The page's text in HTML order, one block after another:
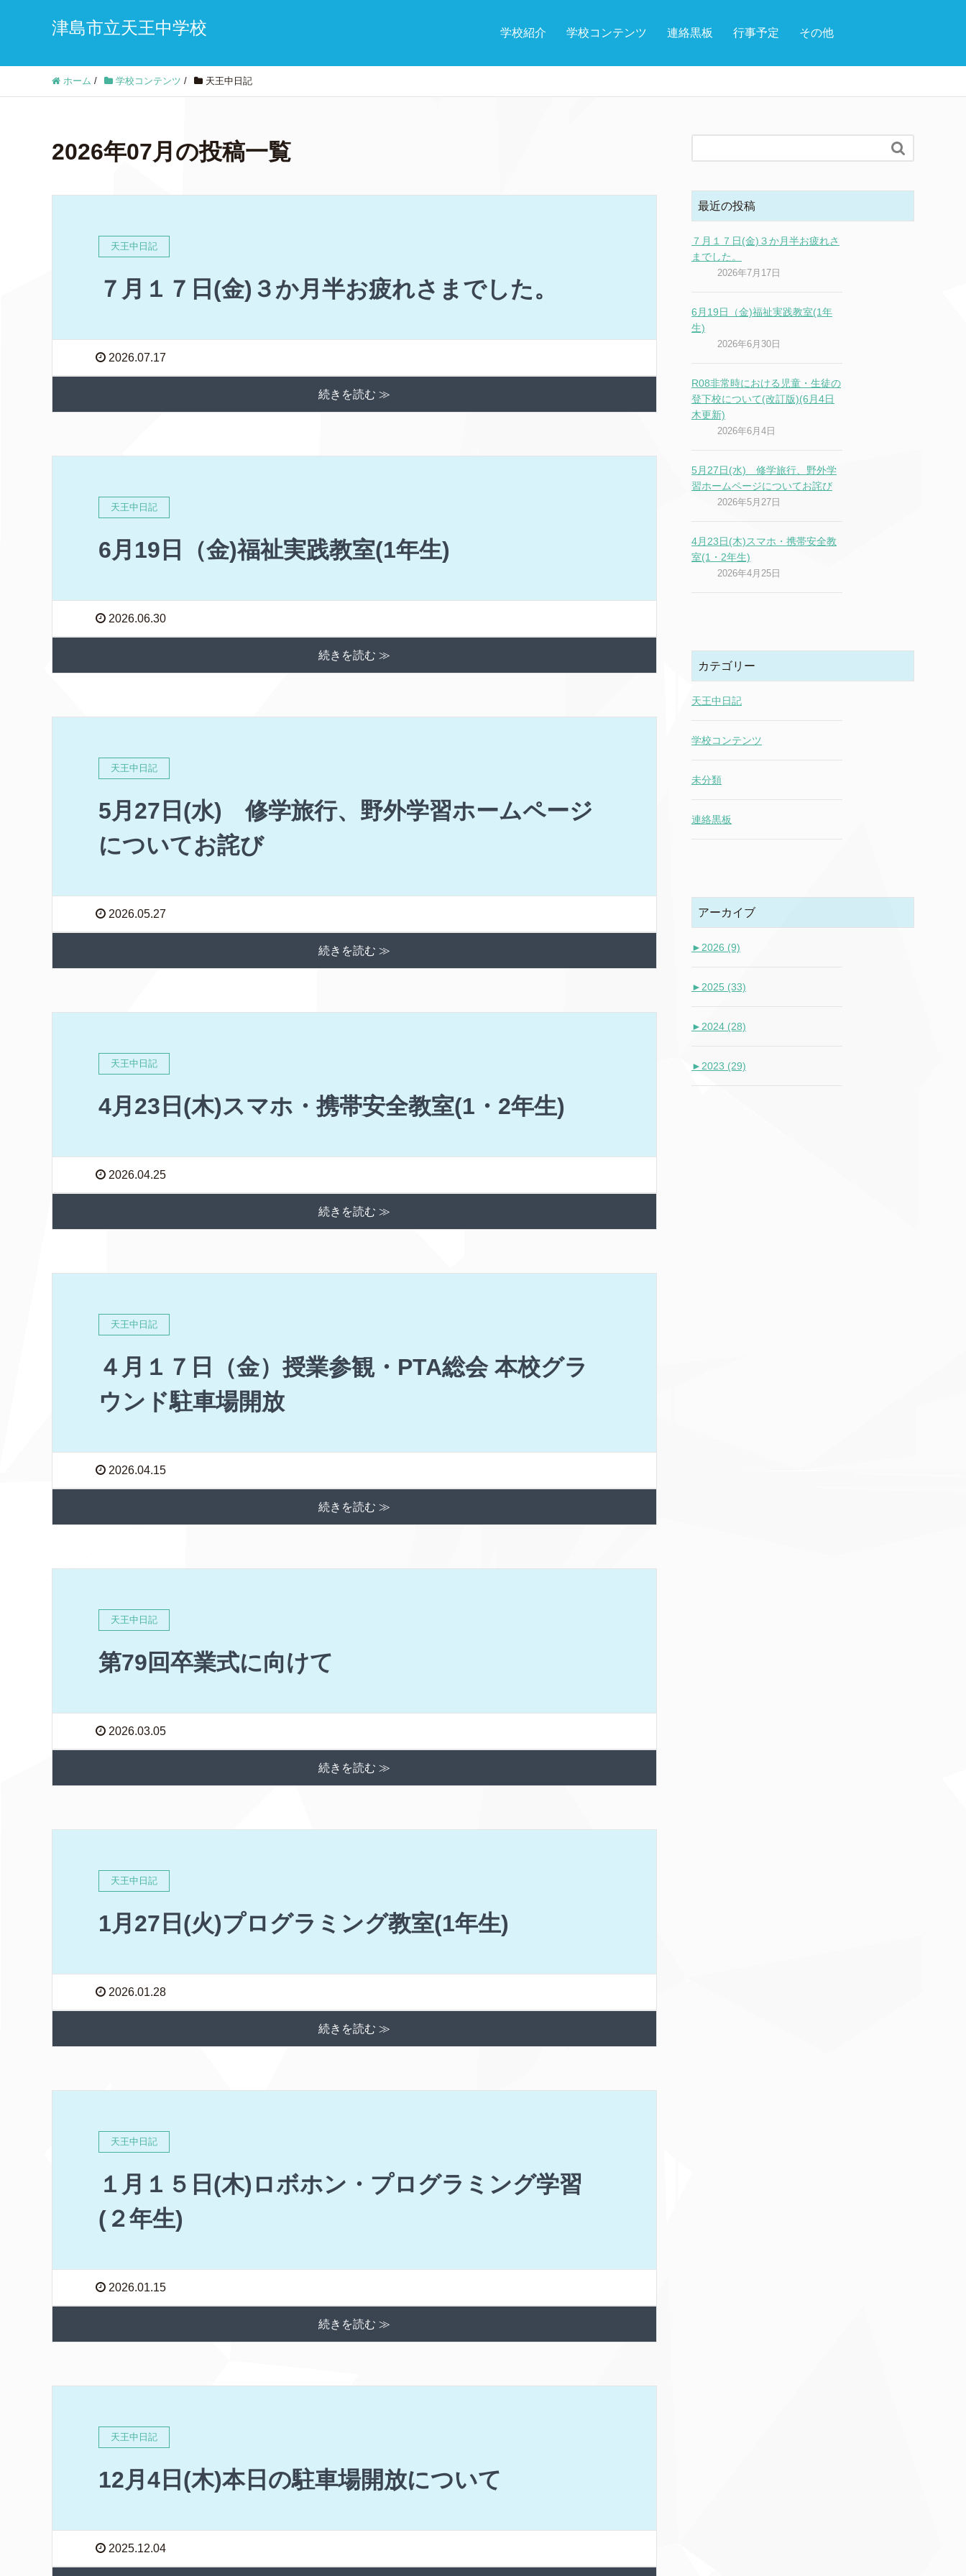
津島市立天王中学校 学校紹介 学校コンテンツ 連絡黒板 行事予定 その他
ホーム / 学校コンテンツ / 天王中日記
2026年07月の投稿一覧
天王中日記
７月１７日(金)３か月半お疲れさまでした。
2026.07.17
続きを読む ≫
天王中日記
6月19日（金)福祉実践教室(1年生)
2026.06.30
続きを読む ≫
天王中日記
5月27日(水) 修学旅行、野外学習ホームページ
についてお詫び
2026.05.27
続きを読む ≫
天王中日記
4月23日(木)スマホ・携帯安全教室(1・2年生)
2026.04.25
続きを読む ≫
天王中日記
４月１７日（金）授業参観・PTA総会 本校グラ
ウンド駐車場開放
2026.04.15
続きを読む ≫
天王中日記
第79回卒業式に向けて
2026.03.05
続きを読む ≫
天王中日記
1月27日(火)プログラミング教室(1年生)
2026.01.28
続きを読む ≫
天王中日記
１月１５日(木)ロボホン・プログラミング学習
(２年生)
2026.01.15
続きを読む ≫
天王中日記
12月4日(木)本日の駐車場開放について
2025.12.04

最近の投稿
７月１７日(金)３か月半お疲れさ
までした。
2026年7月17日
6月19日（金)福祉実践教室(1年
生)
2026年6月30日
R08非常時における児童・生徒の
登下校について(改訂版)(6月4日
木更新)
2026年6月4日
5月27日(水) 修学旅行、野外学
習ホームページについてお詫び
2026年5月27日
4月23日(木)スマホ・携帯安全教
室(1・2年生)
2026年4月25日
カテゴリー
天王中日記
学校コンテンツ
未分類
連絡黒板
アーカイブ
► 2026 (9)
► 2025 (33)
► 2024 (28)
► 2023 (29)